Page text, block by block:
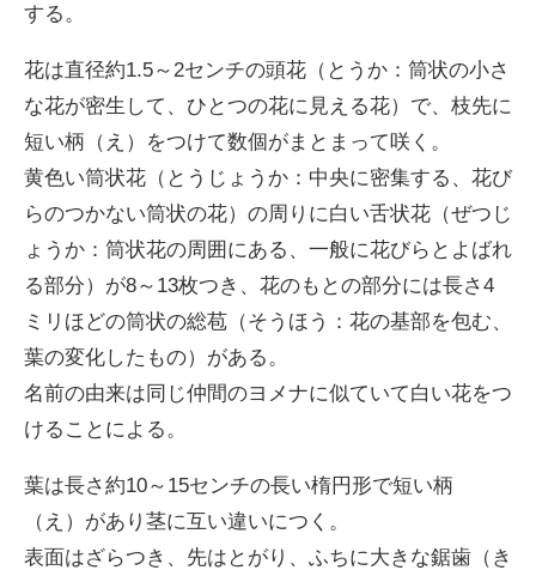
する。
花は直径約1.5～2センチの頭花（とうか：筒状の小さ
な花が密生して、ひとつの花に見える花）で、枝先に
短い柄（え）をつけて数個がまとまって咲く。
黄色い筒状花（とうじょうか：中央に密集する、花び
らのつかない筒状の花）の周りに白い舌状花（ぜつじ
ょうか：筒状花の周囲にある、一般に花びらとよばれ
る部分）が8～13枚つき、花のもとの部分には長さ4
ミリほどの筒状の総苞（そうほう：花の基部を包む、
葉の変化したもの）がある。
名前の由来は同じ仲間のヨメナに似ていて白い花をつ
けることによる。
葉は長さ約10～15センチの長い楕円形で短い柄
（え）があり茎に互い違いにつく。
表面はざらつき、先はとがり、ふちに大きな鋸歯（き